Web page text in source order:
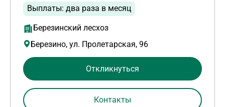
Выплаты: два раза в месяц
Березинский лесхоз
Березино, ул. Пролетарская, 96
Откликнуться
Контакты